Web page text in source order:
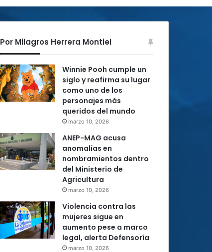
Por Milagros Herrera Montiel
Winnie Pooh cumple un
siglo y reafirma su lugar
como uno de los
personajes más
queridos del mundo
marzo 10, 2026
ANEP-MAG acusa
anomalías en
nombramientos dentro
del Ministerio de
Agricultura
marzo 10, 2026
Violencia contra las
mujeres sigue en
aumento pese a marco
legal, alerta Defensoría
marzo 10, 2026